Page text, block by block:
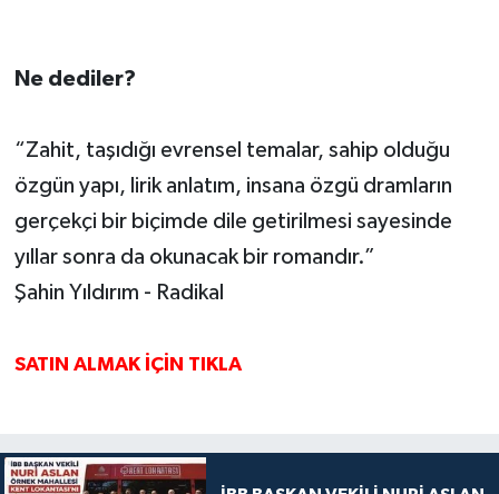
Ne dediler?
“Zahit, taşıdığı evrensel temalar, sahip olduğu
özgün yapı, lirik anlatım, insana özgü dramların
gerçekçi bir biçimde dile getirilmesi sayesinde
yıllar sonra da okunacak bir romandır.”
Şahin Yıldırım - Radikal
SATIN ALMAK İÇİN TIKLA